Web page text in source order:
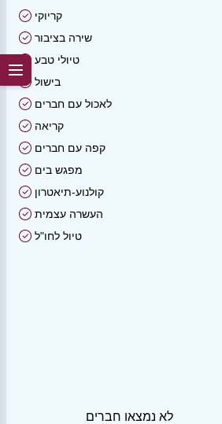
קריוקי
שירה בציבור
טיולי טבע
בישול
לאכול עם חברים
קריאה
קפה עם חברים
מפגש בים
קולנוע-תיאטרון
העשרה עצמית
טיול לחו"ל
לא נמצאו חברים